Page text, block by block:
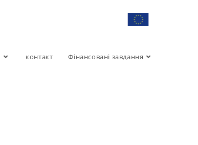
контакт Фінансовані завдання